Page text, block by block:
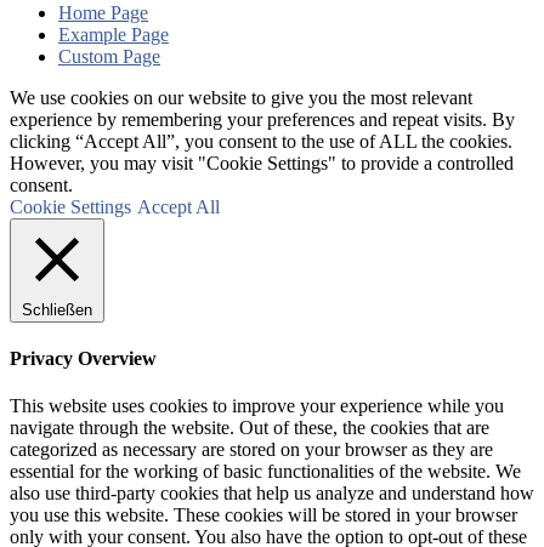
Home Page
Example Page
Custom Page
We use cookies on our website to give you the most relevant
experience by remembering your preferences and repeat visits. By
clicking “Accept All”, you consent to the use of ALL the cookies.
However, you may visit "Cookie Settings" to provide a controlled
consent.
Cookie Settings Accept All
Schließen
Privacy Overview
This website uses cookies to improve your experience while you
navigate through the website. Out of these, the cookies that are
categorized as necessary are stored on your browser as they are
essential for the working of basic functionalities of the website. We
also use third-party cookies that help us analyze and understand how
you use this website. These cookies will be stored in your browser
only with your consent. You also have the option to opt-out of these